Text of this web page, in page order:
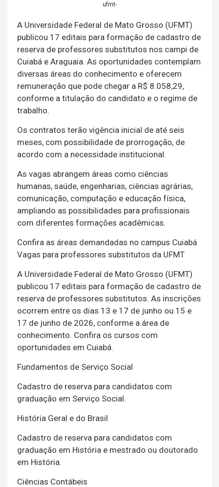
ufmt-
A Universidade Federal de Mato Grosso (UFMT)
publicou 17 editais para formação de cadastro de
reserva de professores substitutos nos campi de
Cuiabá e Araguaia. As oportunidades contemplam
diversas áreas do conhecimento e oferecem
remuneração que pode chegar a R$ 8.058,29,
conforme a titulação do candidato e o regime de
trabalho.
Os contratos terão vigência inicial de até seis
meses, com possibilidade de prorrogação, de
acordo com a necessidade institucional.
As vagas abrangem áreas como ciências
humanas, saúde, engenharias, ciências agrárias,
comunicação, computação e educação física,
ampliando as possibilidades para profissionais
com diferentes formações acadêmicas.
Confira as áreas demandadas no campus Cuiabá
Vagas para professores substitutos da UFMT
A Universidade Federal de Mato Grosso (UFMT)
publicou 17 editais para formação de cadastro de
reserva de professores substitutos. As inscrições
ocorrem entre os dias 13 e 17 de junho ou 15 e
17 de junho de 2026, conforme a área de
conhecimento. Confira os cursos com
oportunidades em Cuiabá.
Fundamentos de Serviço Social
Cadastro de reserva para candidatos com
graduação em Serviço Social.
História Geral e do Brasil
Cadastro de reserva para candidatos com
graduação em História e mestrado ou doutorado
em História.
Ciências Contábeis